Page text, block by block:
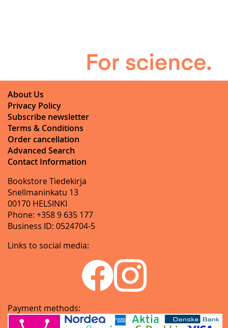
About Us
Privacy Policy
Subscribe newsletter
Terms & Conditions
Order cancellation
Advanced Search
Contact Information
Bookstore Tiedekirja
Snellmaninkatu 13
00170 HELSINKI
Phone: +358 9 635 177
Business ID: 0524704-5
Links to social media:
Payment methods: